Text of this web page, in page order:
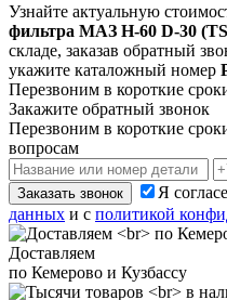
Узнайте актуальную
фильтра МАЗ Н-60 D-30
складе, заказав обратный
укажите каталожный номер
Перезвоним в короткие
Закажите обратный звонок
Перезвоним в короткие
вопросам
Заказать звонок Я
данных и с политикой
Доставляем
по Кемерово и Кузбассу